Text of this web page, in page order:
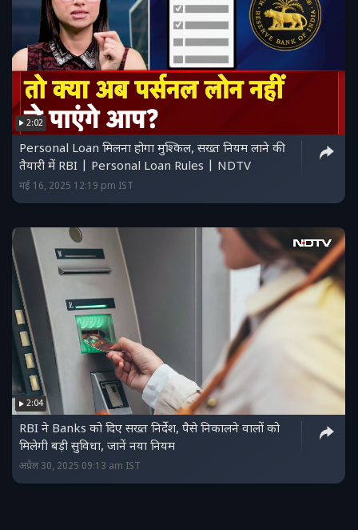
2:02
Personal Loan मिलना होगा मुश्किल, सख्त नियम लाने की
तैयारी में RBI | Personal Loan Rules | NDTV
मई 16, 2025 12:19 pm IST
2:04
RBI ने Banks को दिए सख्त निर्देश, पैसे निकालने वालों को
मिलेगी बड़ी सुविधा, जानें नया नियम
अप्रैल 30, 2025 09:13 am IST